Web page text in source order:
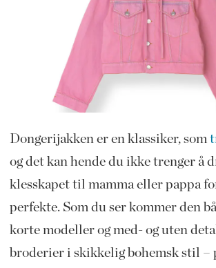
Dongerijakken er en klassiker, som
og det kan hende du ikke trenger å
klesskapet til mamma eller pappa
perfekte. Som du ser kommer den
korte modeller og med- og uten
broderier i skikkelig bohemsk stil –